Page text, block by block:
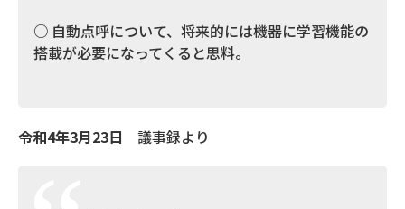
○ 自動点呼について、将来的には機器に学習機能の
搭載が必要になってくると思料。
令和4年3月23日 議事録より